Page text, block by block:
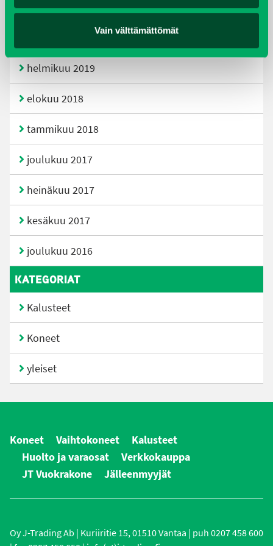
Vain välttämättömät
joulukuu 2019
helmikuu 2019
elokuu 2018
tammikuu 2018
joulukuu 2017
heinäkuu 2017
kesäkuu 2017
joulukuu 2016
KATEGORIAT
Kalusteet
Koneet
yleiset
Koneet Vaihtokoneet
Kalusteet
Huolto ja varaosat
Verkkokauppa
JT Vuokrakone
Jälleenmyyjät
Oy J-Trading Ab | Kuriiritie 15, 01510 Vantaa | puh 0207 458 600